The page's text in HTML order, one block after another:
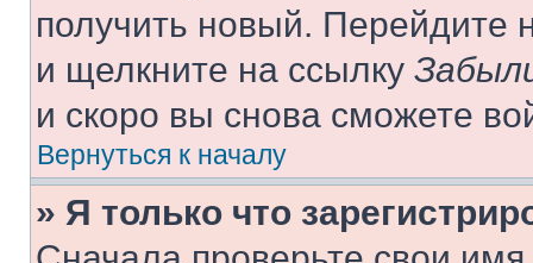
получить новый. Перейдите
и щелкните на ссылку
и скоро вы снова сможете
Вернуться к началу
» Я только что